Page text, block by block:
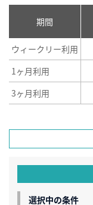
期間
ウィークリー利用
1ヶ月利用
3ヶ月利用
選択中の条件